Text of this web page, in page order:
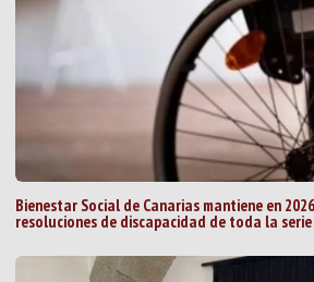
Bienestar Social de Canarias mantiene en
resoluciones de discapacidad de toda la